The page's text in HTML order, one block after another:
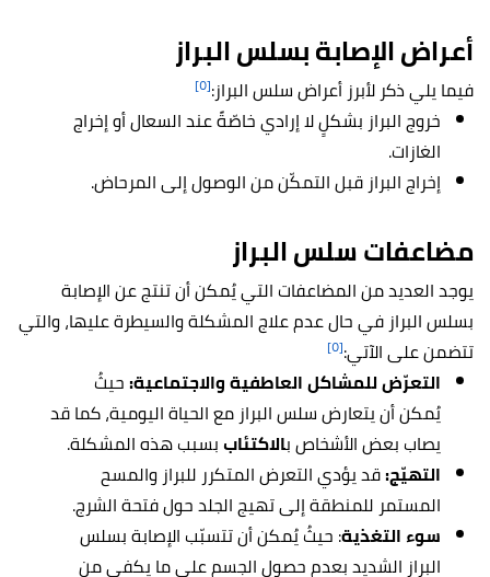
أعراض الإصابة بسلس البراز
فيما يلي ذكر لأبرز أعراض سلس البراز:[٥]
خروج البراز بشكلٍ لا إرادي خاصّةً عند السعال أو إخراج
الغازات.
إخراج البراز قبل التمكّن من الوصول إلى المرحاض.
مضاعفات سلس البراز
يوجد العديد من المضاعفات التي يُمكن أن تنتج عن الإصابة
بسلس البراز في حال عدم علاج المشكلة والسيطرة عليها، والتي
تتضمن على الآتي:[٥]
التعرّض للمشاكل العاطفية والاجتماعية:حيثُ
يُمكن أن يتعارض سلس البراز مع الحياة اليومية، كما قد
يصاب بعض الأشخاص بالاكتئاب بسبب هذه المشكلة.
التهيّج:قد يؤدي التعرض المتكرر للبراز والمسح
المستمر للمنطقة إلى تهيج الجلد حول فتحة الشرج.
سوء التغذية: حيثُ يُمكن أن تتسبّب الإصابة بسلس
البراز الشديد بعدم حصول الجسم على ما يكفي من